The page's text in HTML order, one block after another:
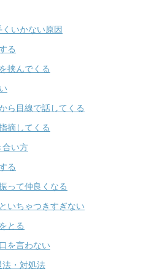
いかない原因
る
挟んでくる
ら目線で話してくる
摘してくる
合い方
る
って仲良くなる
いちゃつきすぎない
とる
を言わない
法・対処法